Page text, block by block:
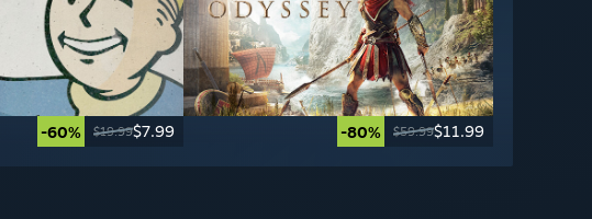
-60% $19.99$7.99 -80% $59.99$11.99